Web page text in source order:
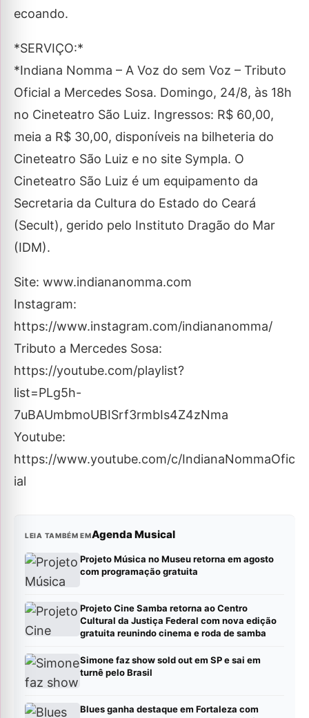
ecoando.
*SERVIÇO:*
*Indiana Nomma – A Voz do sem Voz – Tributo
Oficial a Mercedes Sosa. Domingo, 24/8, às 18h
no Cineteatro São Luiz. Ingressos: R$ 60,00,
meia a R$ 30,00, disponíveis na bilheteria do
Cineteatro São Luiz e no site Sympla. O
Cineteatro São Luiz é um equipamento da
Secretaria da Cultura do Estado do Ceará
(Secult), gerido pelo Instituto Dragão do Mar
(IDM).
Site: www.indiananomma.com
Instagram:
https://www.instagram.com/indiananomma/
Tributo a Mercedes Sosa:
https://youtube.com/playlist?
list=PLg5h-
7uBAUmbmoUBISrf3rmbIs4Z4zNma
Youtube:
https://www.youtube.com/c/IndianaNommaOfic
ial
LEIA TAMBÉM EMAgenda Musical
Projeto Música no Museu retorna em agosto
com programação gratuita
Projeto Cine Samba retorna ao Centro
Cultural da Justiça Federal com nova edição
gratuita reunindo cinema e roda de samba
Simone faz show sold out em SP e sai em
turnê pelo Brasil
Blues ganha destaque em Fortaleza com